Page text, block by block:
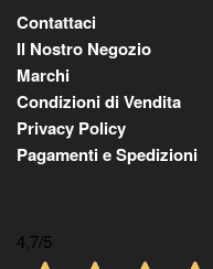
Contattaci
Il Nostro Negozio
Marchi
Condizioni di Vendita
Privacy Policy
Pagamenti e Spedizioni
4,7/5